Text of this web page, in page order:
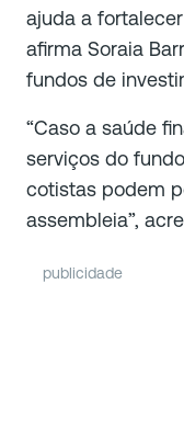
ajuda a
afirma Soraia
fundos de
“Caso a saúde
serviços do
cotistas podem
assembleia”,
publicidade